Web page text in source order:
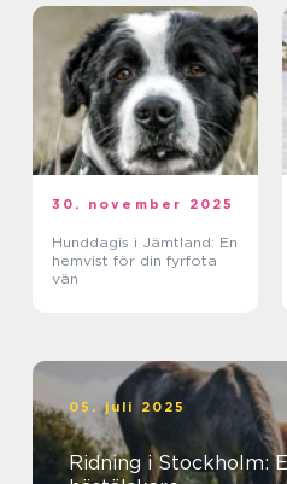
30. november 2025
Hunddagis i Jämtland: En
hemvist för din fyrfota
vän
05. juli 2025
Ridning i Stockholm: